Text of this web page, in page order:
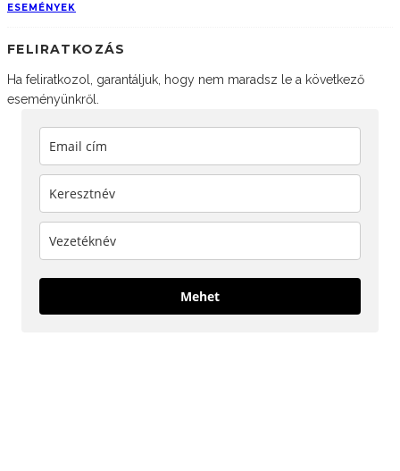
ESEMÉNYEK
FELIRATKOZÁS
Ha feliratkozol, garantáljuk, hogy nem maradsz le a következő
eseményünkről.
Mehet